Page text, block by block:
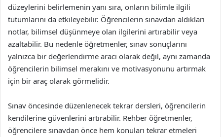
düzeylerini belirlemenin yanı sıra, onların bilimle ilgili
tutumlarını da etkileyebilir. Öğrencilerin sınavdan aldıkları
notlar, bilimsel düşünmeye olan ilgilerini artırabilir veya
azaltabilir. Bu nedenle öğretmenler, sınav sonuçlarını
yalnızca bir değerlendirme aracı olarak değil, aynı zamanda
öğrencilerin bilimsel merakını ve motivasyonunu artırmak
için bir araç olarak görmelidir.
Sınav öncesinde düzenlenecek tekrar dersleri, öğrencilerin
kendilerine güvenlerini artırabilir. Rehber öğretmenler,
öğrencilere sınavdan önce hem konuları tekrar etmeleri